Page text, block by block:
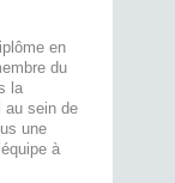
en
du
la
au sein de
une
à